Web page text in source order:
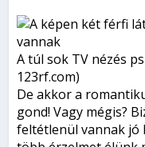
A túl sok TV nézés
123rf.com)
De akkor a
gond! Vagy mégis?
feltétlenül vannak jó